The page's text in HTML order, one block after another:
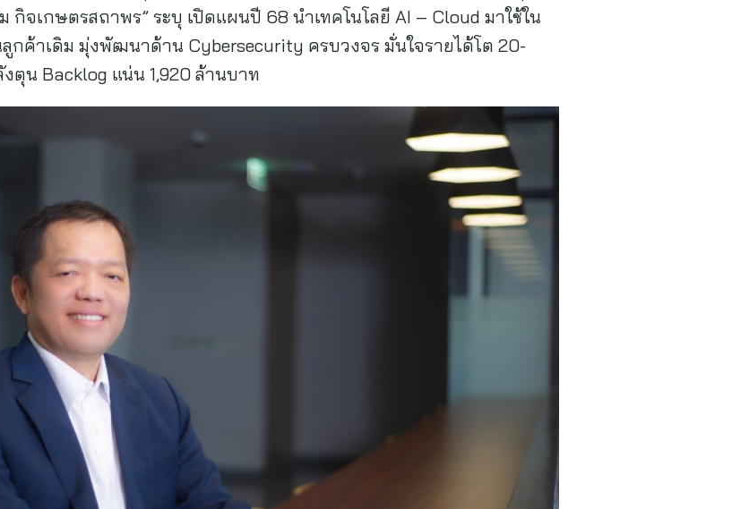
กิจเกษตรสถาพร” ระบุ เปิดแผนปี 68 นำเทคโนโลยี AI – Cloud มาใช้ใน
กค้าเดิม มุ่งพัฒนาด้าน Cybersecurity ครบวงจร มั่นใจรายได้โต 20-
ตุน Backlog แน่น 1,920 ล้านบาท